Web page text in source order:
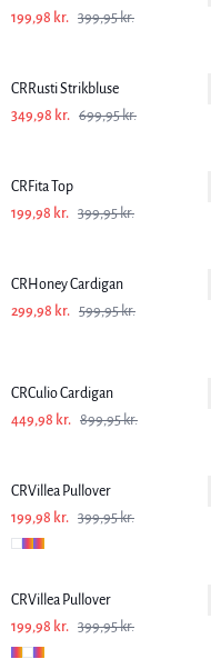
199,98 kr. 399,95 kr.
CRRusti Strikbluse
349,98 kr. 699,95 kr.
CRFita Top
199,98 kr. 399,95 kr.
CRHoney Cardigan
299,98 kr. 599,95 kr.
CRCulio Cardigan
449,98 kr. 899,95 kr.
CRVillea Pullover
199,98 kr. 399,95 kr.
-50%
CRVillea Pullover
199,98 kr. 399,95 kr.
-50%